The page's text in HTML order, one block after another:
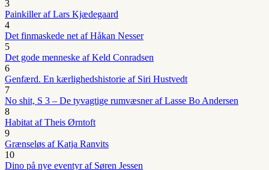
3
Painkiller af Lars Kjædegaard
4
Det finmaskede net af Håkan Nesser
5
Det gode menneske af Keld Conradsen
6
Genfærd. En kærlighedshistorie af Siri Hustvedt
7
No shit, S 3 – De tyvagtige rumvæsner af Lasse Bo Andersen
8
Habitat af Theis Ørntoft
9
Grænseløs af Katja Ranvits
10
Dino på nye eventyr af Søren Jessen